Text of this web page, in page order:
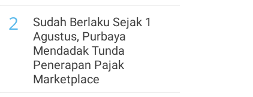
2
Sudah Berlaku Sejak 1
Agustus, Purbaya
Mendadak Tunda
Penerapan Pajak
Marketplace